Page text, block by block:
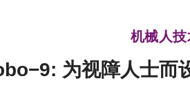
机械人技
为视障人士而